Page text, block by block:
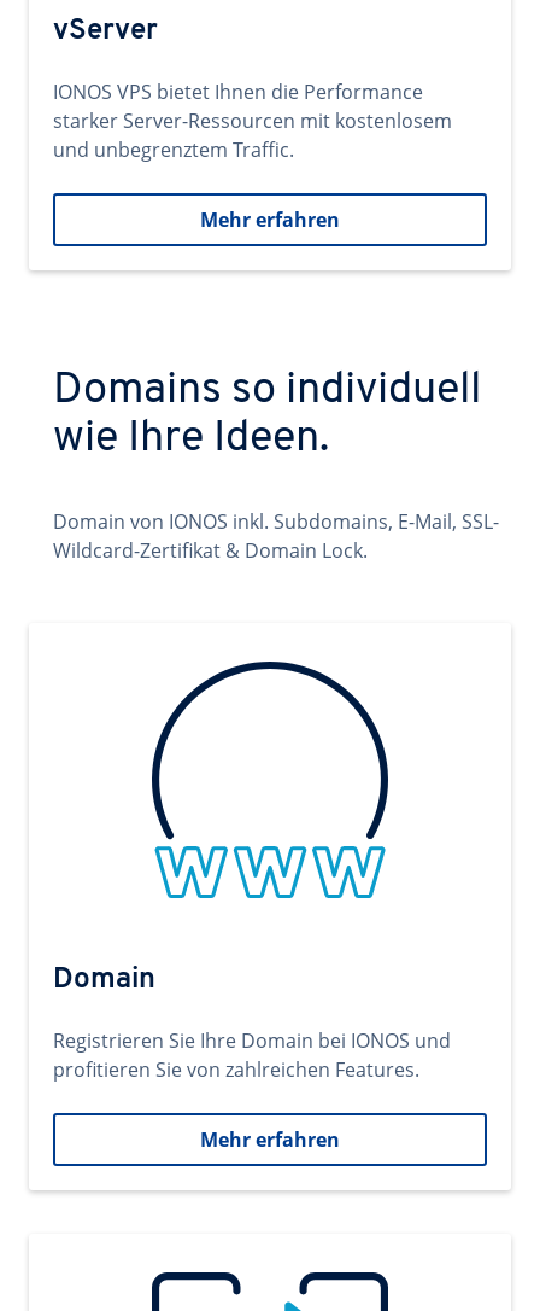
vServer
IONOS VPS bietet Ihnen die Performance
starker Server-Ressourcen mit kostenlosem
und unbegrenztem Traffic.
Mehr erfahren
Domains so individuell
wie Ihre Ideen.
Domain von IONOS inkl. Subdomains, E-Mail, SSL-
Wildcard-Zertifikat & Domain Lock.
Domain
Registrieren Sie Ihre Domain bei IONOS und
profitieren Sie von zahlreichen Features.
Mehr erfahren